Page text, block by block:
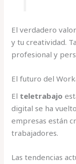
El verdadero
y tu creatividad.
profesional y
El futuro del
El teletrabajo
digital se ha
empresas están
trabajadores.
Las tendencias